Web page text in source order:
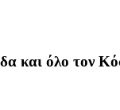
και όλο τον